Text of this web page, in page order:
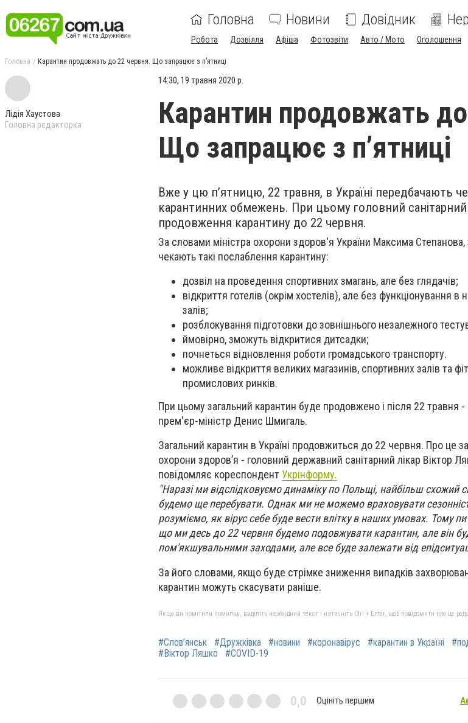
Головна Новини Довідник
Робота Дозвілля Афіша Фотозвіти Авто / Мото Оголошення
Головна Карантин продовжать до 22 червня. Що запрацює з п’ятниці
Лідія Хаустова
Головна редакторка
14:30, 19 травня 2020 р.
Карантин продовжать
Що запрацює з п’ятниці
Вже у цю п’ятницю, 22 травня, в Україні передбачають
карантинних обмежень. При цьому головний санітарний
продовження карантину до 22 червня.
За словами міністра охорони здоров'я України Максима Степанова,
чекають такі послаблення карантину:
дозвіл на проведення спортивних змагань, але без глядачів;
відкриття готелів (окрім хостелів), але без функціонування в
залів;
розблокування підготовки до зовнішнього незалежного
ймовірно, зможуть відкритися дитсадки;
почнеться відновлення роботи громадського транспорту.
можливе відкриття великих магазинів, спортивних залів та
промислових ринків.
При цьому загальний карантин буде продовжено і після 22 травня
прем'єр-міністр Денис Шмигаль.
Загальний карантин в Україні продовжиться до 22 червня. Про це
охорони здоров’я - головний державний санітарний лікар Віктор
повідомляє кореспондентУкрінформу.
"Наразі ми відслідковуємо динаміку по Польщі, найбільш схожий
будемо ще перебувати. Однак ми не можемо враховувати
розуміємо, як вірус себе буде вести влітку в наших умовах. Тому
що ми десь до 22 червня будемо подовжувати карантин, але він
пом'якшувальними заходами, але все буде залежати від
За його словами, якщо буде стрімке зниження випадків
карантин можуть скасувати раніше.
Якщо ви помітили помилку, виділіть необхідний текст і натисніть Ctrl + Enter, щоб повідомити про це
#Слов’янськ #Дружківка #новини #коронавірус #карантин в Україні
#Віктор Ляшко
#COVID-19
0,0 Оцініть першим